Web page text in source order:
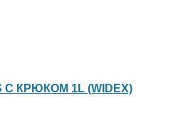
С КРЮКОМ 1L (WIDEX)